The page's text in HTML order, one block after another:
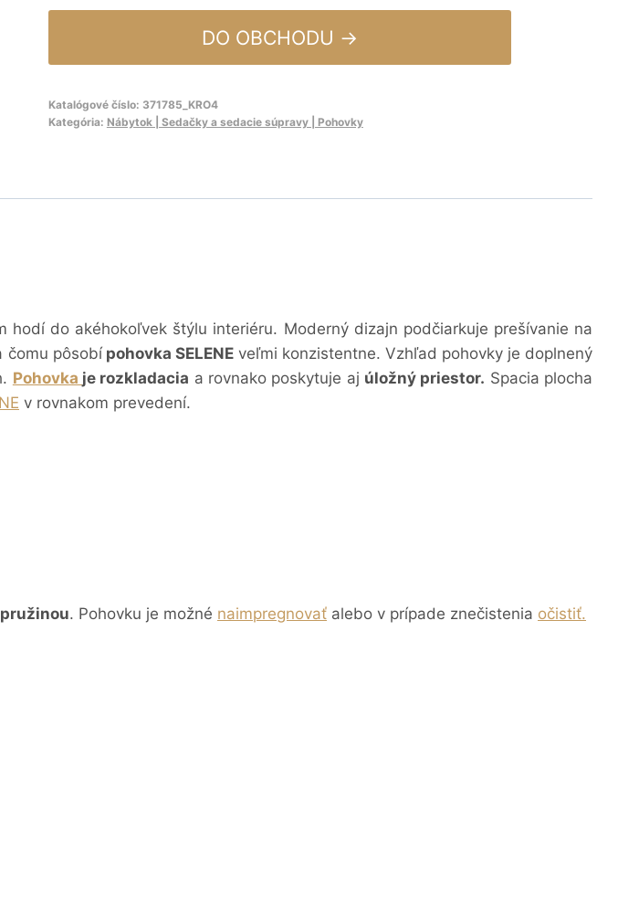
DO OBCHODU →
Katalógové číslo: 371785_KRO4
Kategória: Nábytok | Sedačky a sedacie súpravy | Pohovky
hodí do akéhokoľvek štýlu interiéru. Moderný dizajn podčiarkuje prešívanie na
čomu pôsobípohovka SELENEveľmi konzistentne. Vzhľad pohovky je doplnený
Pohovka je rozkladacia a rovnako poskytuje aj úložný priestor. Spacia plocha
v rovnakom prevedení.
. Pohovku je možné naimpregnovať alebo v prípade znečistenia očistiť.